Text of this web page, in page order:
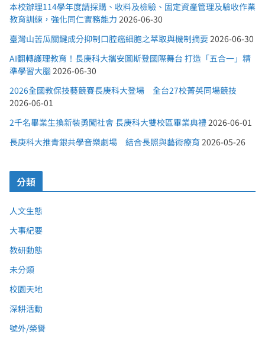
本校辦理114學年度請採購、收料及檢驗、固定資產管理及驗收作業
教育訓練，強化同仁實務能力 2026-06-30
臺灣山苦瓜關鍵成分抑制口腔癌細胞之萃取與機制摘要2026-06-30
AI翻轉護理教育！長庚科大攜安圖斯登國際舞台 打造「五合一」精
準學習大腦 2026-06-30
2026全國教保技藝競賽長庚科大登場 全台27校菁英同場競技
2026-06-01
2千名畢業生換新裝勇闖社會 長庚科大雙校區畢業典禮2026-06-01
長庚科大推青銀共學音樂劇場 結合長照與藝術療育 2026-05-26
分類
人文生態
大事紀要
教研動態
未分類
校園天地
深耕活動
號外/榮譽